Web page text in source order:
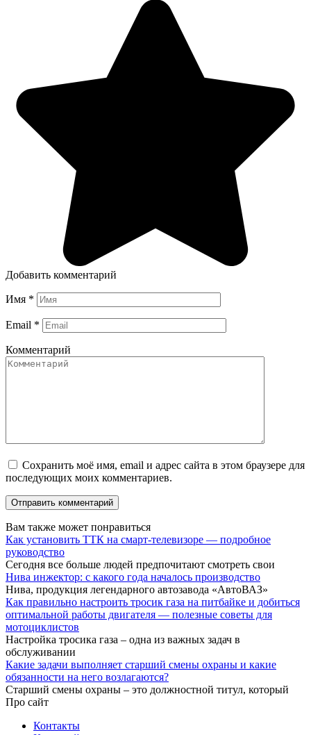
Добавить комментарий
Имя *
Email *
Комментарий
Сохранить моё имя, email и адрес сайта в этом браузере для
последующих моих комментариев.
Вам также может понравиться
Как установить ТТК на смарт-телевизоре — подробное
руководство
Сегодня все больше людей предпочитают смотреть свои
Нива инжектор: с какого года началось производство
Нива, продукция легендарного автозавода «АвтоВАЗ»
Как правильно настроить тросик газа на питбайке и добиться
оптимальной работы двигателя — полезные советы для
мотоциклистов
Настройка тросика газа – одна из важных задач в
обслуживании
Какие задачи выполняет старший смены охраны и какие
обязанности на него возлагаются?
Старший смены охраны – это должностной титул, который
Про сайт
Контакты